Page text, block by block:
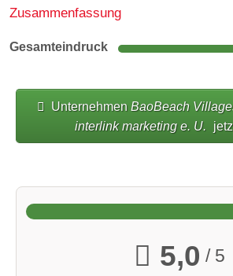
Zusammenfassung
Gesamteindruck
UnternehmenBaoBeach
interlink marketing e. U.
5,0 / 5